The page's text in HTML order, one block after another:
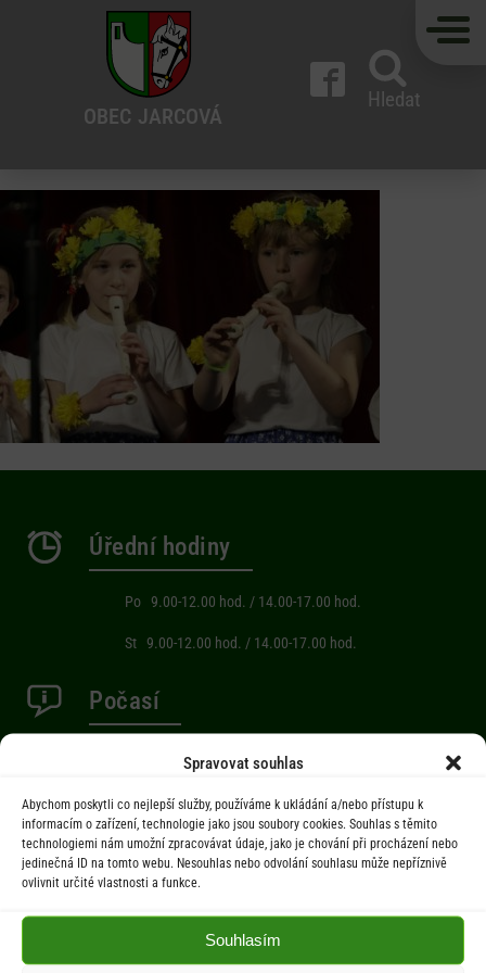
Spravovat souhlas
Abychom poskytli co nejlepší služby, používáme k ukládání a/nebo přístupu k
informacím o zařízení, technologie jako jsou soubory cookies. Souhlas s těmito
technologiemi nám umožní zpracovávat údaje, jako je chování při procházení nebo
jedinečná ID na tomto webu. Nesouhlas nebo odvolání souhlasu může nepříznivě
ovlivnit určité vlastnosti a funkce.
Souhlasím
OBEC JARCOVÁ
Hledat
Úřední hodiny
Po 9.00-12.00 hod. / 14.00-17.00 hod.
St 9.00-12.00 hod. / 14.00-17.00 hod.
Počasí
Aktuální informace o počasí z meteostanice (Brňov) vzdálené 2km od
Menu
Úřední deska